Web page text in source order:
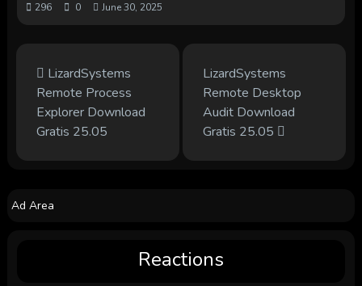
296 0 June 30, 2025
LizardSystems
Remote Process
Explorer Download
Gratis 25.05
LizardSystems
Remote Desktop
Audit Download
Gratis 25.05
Ad Area
Reactions